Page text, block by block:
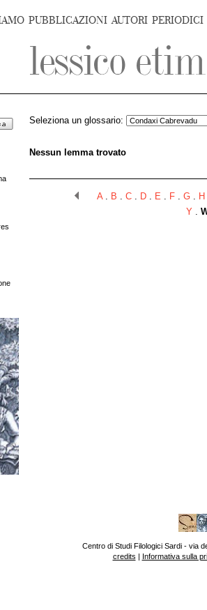
PUBBLICAZIONI AUTORI PERIODICI
Seleziona un glossario:
Nessun lemma trovato
A. B . C. D. E . F. G. H
Y .
Centro di Studi Filologici Sardi - via
credits | Informativa sulla